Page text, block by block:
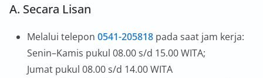
A. Secara Lisan
Melalui telepon 0541-205818 pada saat jam kerja:
Senin–Kamis pukul 08.00 s/d 15.00 WITA;
Jumat pukul 08.00 s/d 14.00 WITA